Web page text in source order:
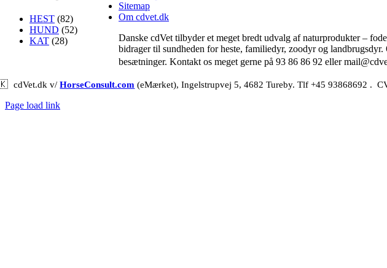
HEST (82)
HUND (52)
KAT (28)
Sitemap
Om cdvet.dk
Danske cdVet tilbyder et meget bredt udvalg af naturprodukter –
bidrager til sundheden for heste, familiedyr, zoodyr og
besætninger. Kontakt os meget gerne på 93 86 86 92 eller
cdVet.dk v/HorseConsult.com (eMærket), Ingelstrupvej 5, 4682 Tureby. Tlf +45 93868692 .
Page load link